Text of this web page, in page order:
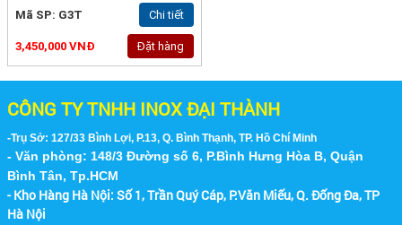
Mã SP: G3T
Chi tiết
3,450,000 VNĐ Đặt hàng
CÔNG TY TNHH INOX ĐẠI THÀNH
-Trụ Sở: 127/33 Bình Lợi, P.13, Q. Bình Thạnh, TP. Hồ Chí Minh
- Văn phòng: 148/3 Đường số 6, P.Bình Hưng Hòa B, Quận
Bình Tân, Tp.HCM
- Kho Hàng Hà Nội: Số 1, Trần Quý Cáp, P.Văn Miếu, Q. Đống Đa, TP
Hà Nội